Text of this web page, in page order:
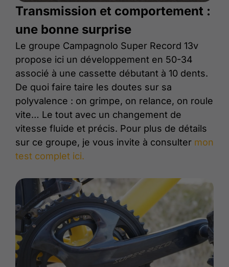
Transmission et comportement :
une bonne surprise
Le groupe Campagnolo Super Record 13v
propose ici un développement en 50-34
associé à une cassette débutant à 10 dents.
De quoi faire taire les doutes sur sa
polyvalence : on grimpe, on relance, on roule
vite… Le tout avec un changement de
vitesse fluide et précis. Pour plus de détails
sur ce groupe, je vous invite à consulter mon
test complet ici.